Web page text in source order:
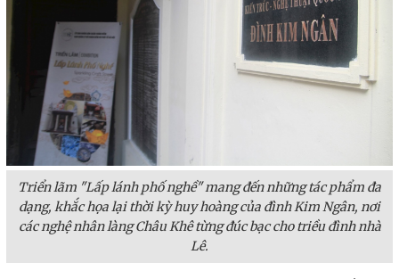
Triển lãm "Lấp lánh phố nghề" mang đến những tác phẩm đa
dạng, khắc họa lại thời kỳ huy hoàng của đình Kim Ngân, nơi
các nghệ nhân làng Châu Khê từng đúc bạc cho triều đình nhà
Lê.